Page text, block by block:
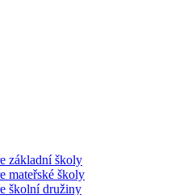
základní školy
mateřské školy
školní družiny